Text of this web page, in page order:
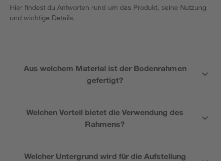
Hier findest du Antworten rund um das Produkt, seine Nutzung
und wichtige Details.
Aus welchem Material ist der Bodenrahmen
gefertigt?
Welchen Vorteil bietet die Verwendung des
Rahmens?
Welcher Untergrund wird für die Aufstellung